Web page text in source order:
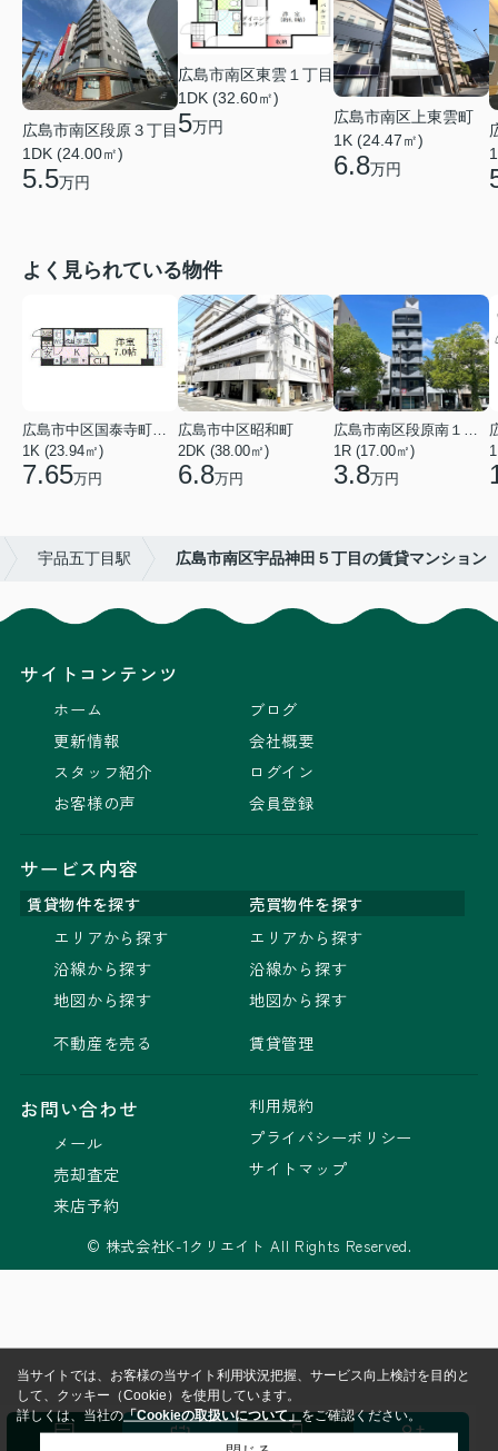
広島市南区段原３丁目
1DK (24.00㎡)
5.5万円
広島市南区東雲１丁目
1DK (32.60㎡)
5万円
広島市南区上東雲町
1K (24.47㎡)
6.8万円
よく見られている物件
1K (23.94㎡)
7.65万円
広島市中区昭和町
2DK (38.00㎡)
6.8万円
1R (17.00㎡)
3.8万円
宇品五丁目駅 広島市南区宇品神田５丁目の賃貸マンション
サイトコンテンツ
ホーム
更新情報
スタッフ紹介
お客様の声
ブログ
会社概要
ログイン
会員登録
サービス内容
賃貸物件を探す
売買物件を探す
エリアから探す
沿線から探す
地図から探す
不動産を売る
エリアから探す
沿線から探す
地図から探す
賃貸管理
お問い合わせ
メール
売却査定
来店予約
利用規約
プライバシーポリシー
サイトマップ
© 株式会社K-1クリエイト All Rights Reserved.
当サイトでは、お客様の当サイト利用状況把握、サービス向上検討を目的と
して、クッキー（Cookie）を使用しています。
詳しくは、当社の「Cookieの取扱いについて」をご確認ください。